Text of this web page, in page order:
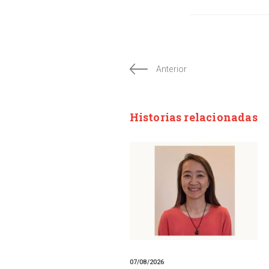
Anterior
Historias relacionadas
07/08/2026